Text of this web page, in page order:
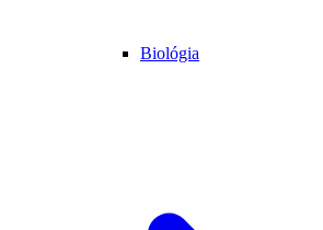
Biológia